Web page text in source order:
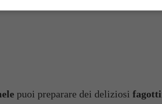
puoi preparare dei deliziosi